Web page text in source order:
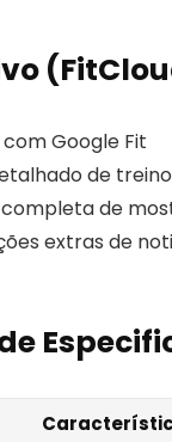
Google Fit
de
de
extras de